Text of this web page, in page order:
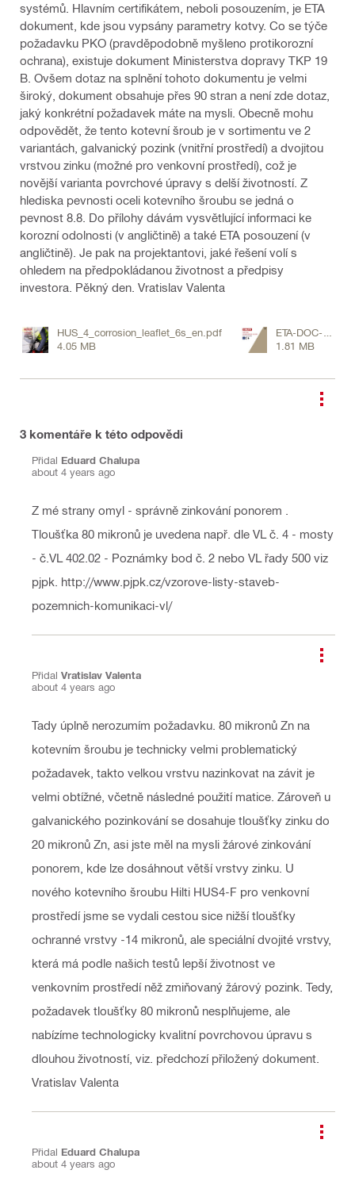
systémů. Hlavním certifikátem, neboli posouzením, je ETA
dokument, kde jsou vypsány parametry kotvy. Co se týče
požadavku PKO (pravděpodobně myšleno protikorozní
ochrana), existuje dokument Ministerstva dopravy TKP 19
B. Ovšem dotaz na splnění tohoto dokumentu je velmi
široký, dokument obsahuje přes 90 stran a není zde dotaz,
jaký konkrétní požadavek máte na mysli. Obecně mohu
odpovědět, že tento kotevní šroub je v sortimentu ve 2
variantách, galvanický pozink (vnitřní prostředí) a dvojitou
vrstvou zinku (možné pro venkovní prostředí), což je
novější varianta povrchové úpravy s delší životností. Z
hlediska pevnosti oceli kotevního šroubu se jedná o
pevnost 8.8. Do přílohy dávám vysvětlující informaci ke
korozní odolnosti (v angličtině) a také ETA posouzení (v
angličtině). Je pak na projektantovi, jaké řešení volí s
ohledem na předpokládanou životnost a předpisy
investora. Pěkný den. Vratislav Valenta
HUS_4_corrosion_leaflet_6s_en.pdf
4.05 MB
ETA-DOC-
16702206.pdf
1.81 MB
3 komentáře k této odpovědi
Přidal Eduard Chalupa
about 4 years ago
Z mé strany omyl - správně zinkování ponorem .
Tloušťka 80 mikronů je uvedena např. dle VL č. 4 - mosty
- č.VL 402.02 - Poznámky bod č. 2 nebo VL řady 500 viz
pjpk. http://www.pjpk.cz/vzorove-listy-staveb-
pozemnich-komunikaci-vl/
Přidal Vratislav Valenta
about 4 years ago
Tady úplně nerozumím požadavku. 80 mikronů Zn na
kotevním šroubu je technicky velmi problematický
požadavek, takto velkou vrstvu nazinkovat na závit je
velmi obtížné, včetně následné použití matice. Zároveň u
galvanického pozinkování se dosahuje tloušťky zinku do
20 mikronů Zn, asi jste měl na mysli žárové zinkování
ponorem, kde lze dosáhnout větší vrstvy zinku. U
nového kotevního šroubu Hilti HUS4-F pro venkovní
prostředí jsme se vydali cestou sice nižší tloušťky
ochranné vrstvy -14 mikronů, ale speciální dvojité vrstvy,
která má podle našich testů lepší životnost ve
venkovním prostředí něž zmiňovaný žárový pozink. Tedy,
požadavek tloušťky 80 mikronů nesplňujeme, ale
nabízíme technologicky kvalitní povrchovou úpravu s
dlouhou životností, viz. předchozí přiložený dokument.
Vratislav Valenta
Přidal Eduard Chalupa
about 4 years ago